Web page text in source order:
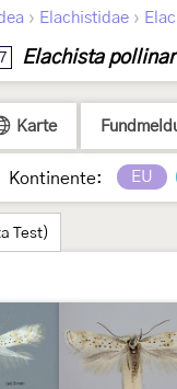
› Elachistidae ›
Elachista
Karte
Kontinente: EU
Test)